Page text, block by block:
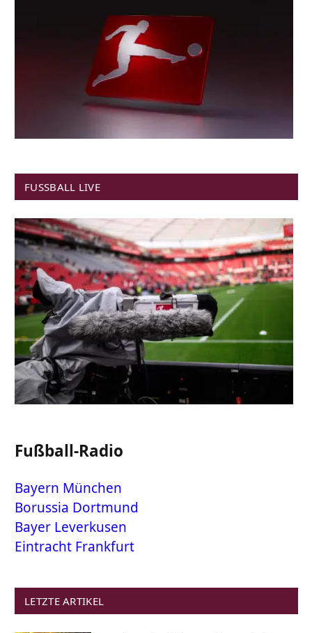
FUSSBALL LIVE
Fußball-Radio
Bayern München
Borussia Dortmund
Bayer Leverkusen
Eintracht Frankfurt
LETZTE ARTIKEL